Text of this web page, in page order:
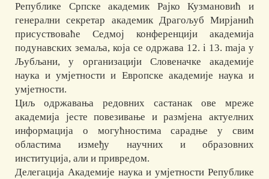
Републике Српске академик Рајко Кузмановић и
генерални секретар академик Драгољуб Мирјанић
присуствоваће Седмој конференцији академија
подунавских земаља, која се одржава 12. i 13. mаја у
Љубљани, у организацији Словеначке академије
наука и умјетности и Европске академије наука и
умјетности.
Циљ одржавања редовних састанак ове мреже
академија јесте повезивање и размјена актуелних
информација о могућностима сарадње у свим
областима између научних и образовних
институција, али и привредом.
Делегација Академије наука и умјетности Републике